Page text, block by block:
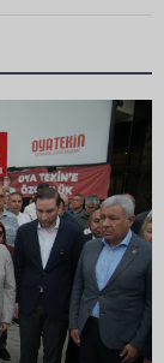
sahiller için
Yıldırım:
haddinize değildir”
şelalede hayatını